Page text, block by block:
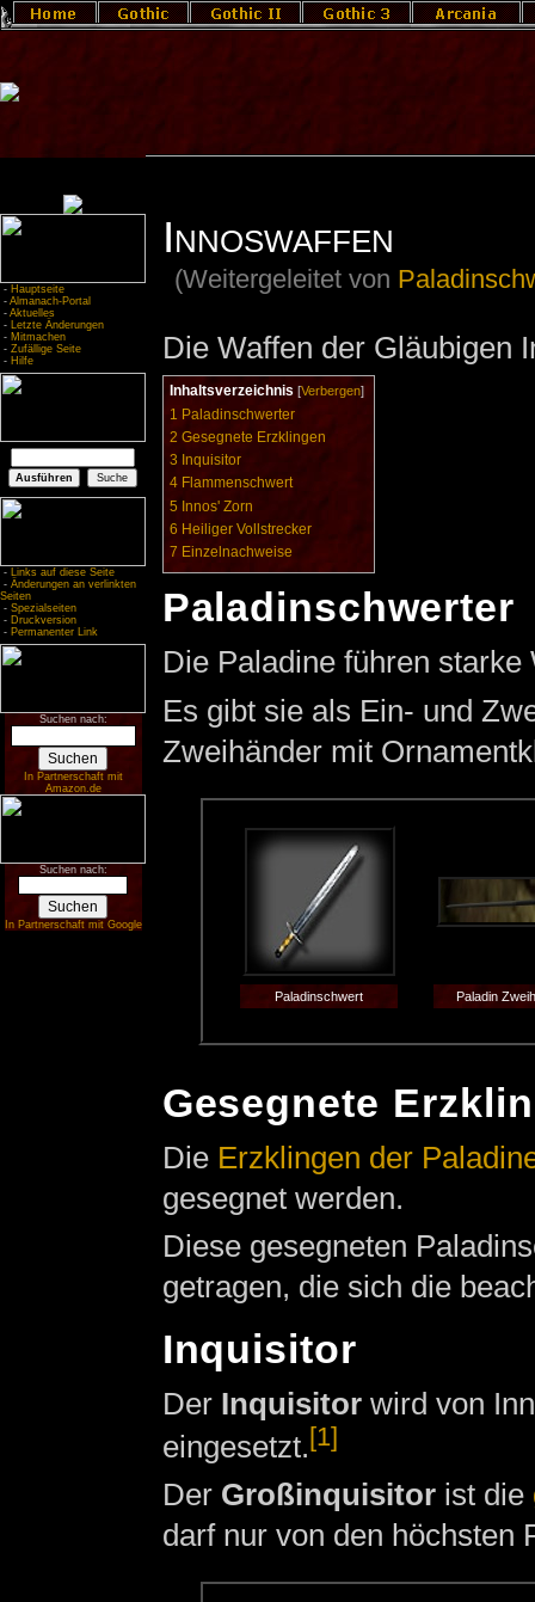
- Hauptseite
- Almanach-Portal
- Aktuelles
- Letzte Änderungen
- Mitmachen
- Zufällige Seite
- Hilfe
- Links auf diese Seite
- Änderungen an verlinkten
Seiten
- Spezialseiten
- Druckversion
- Permanenter Link
Suchen nach:
In Partnerschaft mit
Amazon.de
Suchen nach:
In Partnerschaft mit Google
Innoswaffen
(Weitergeleitet von
Die Waffen der Gläubigen
Inhaltsverzeichnis [Verbergen]
1 Paladinschwerter
2 Gesegnete Erzklingen
3 Inquisitor
4 Flammenschwert
5 Innos' Zorn
6 Heiliger Vollstrecker
7 Einzelnachweise
Paladinschwerter
Die Paladine führen
Es gibt sie als Ein- und
Zweihänder mit
Paladinschwert Paladin
Gesegnete
Die Erzklingen der
gesegnet werden.
Diese gesegneten
getragen, die sich die
Inquisitor
Der Inquisitorwird von
eingesetzt.[1]
Der Großinquisitorist die
darf nur von den höchsten